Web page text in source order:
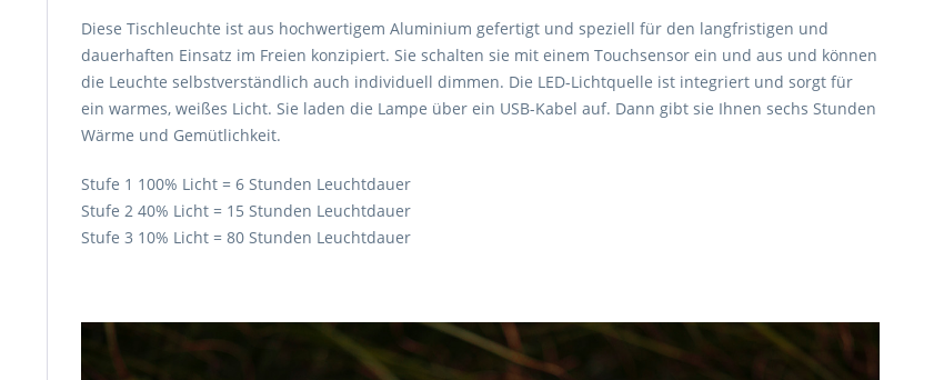
Diese Tischleuchte ist aus hochwertigem Aluminium gefertigt und speziell für den langfristigen und
dauerhaften Einsatz im Freien konzipiert. Sie schalten sie mit einem Touchsensor ein und aus und können
die Leuchte selbstverständlich auch individuell dimmen. Die LED-Lichtquelle ist integriert und sorgt für
ein warmes, weißes Licht. Sie laden die Lampe über ein USB-Kabel auf. Dann gibt sie Ihnen sechs Stunden
Wärme und Gemütlichkeit.
Stufe 1 100% Licht = 6 Stunden Leuchtdauer
Stufe 2 40% Licht = 15 Stunden Leuchtdauer
Stufe 3 10% Licht = 80 Stunden Leuchtdauer